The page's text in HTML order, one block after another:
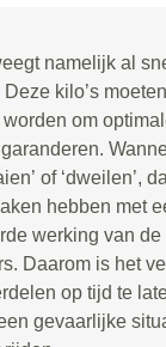
namelijk al
Deze kilo’s
om
’ of ‘dweilen’,
hebben met
werking van
Daarom is het
op tijd te
gevaarlijke